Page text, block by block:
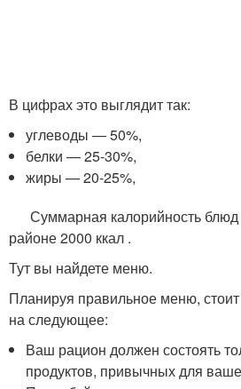
В цифрах это выглядит так:
углеводы — 50%,
белки — 25-30%,
жиры — 20-25%,
Суммарная калорийность блюд
районе 2000 ккал .
Тут вы найдете меню.
Планируя правильное меню,
на следующее:
Ваш рацион должен состоять
продуктов, привычных для